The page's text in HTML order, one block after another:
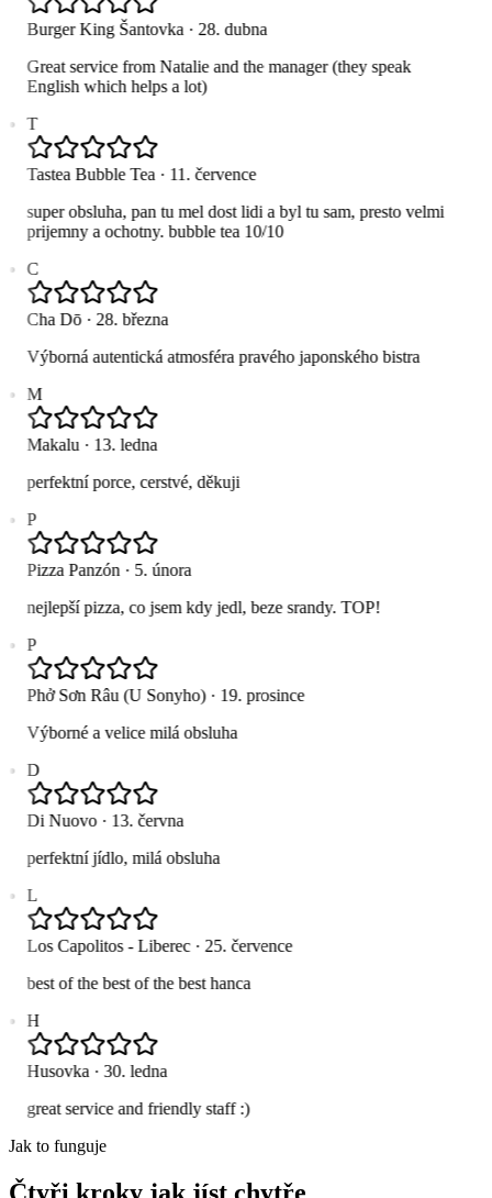
Burger King Šantovka· 28. dubna
Great service from Natalie and the manager (they speak
English which helps a lot)
T
Tastea Bubble Tea· 11. července
super obsluha, pan tu mel dost lidi a byl tu sam, presto velmi
prijemny a ochotny. bubble tea 10/10
C
Cha Dō· 28. března
Výborná autentická atmosféra pravého japonského bistra
M
Makalu· 13. ledna
perfektní porce, cerstvé, děkuji
Pizza Panzón· 5. února
nejlepší pizza, co jsem kdy jedl, beze srandy. TOP!
Phở Sơn Râu (U Sonyho)· 19. prosince
Výborné a velice milá obsluha
D
Di Nuovo· 13. června
perfektní jídlo, milá obsluha
Los Capolitos - Liberec· 25. července
best of the best of the best hanca
H
Husovka· 30. ledna
great service and friendly staff :)
Jak to funguje